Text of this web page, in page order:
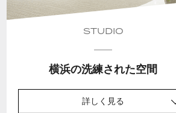
STUDIO
横浜の洗練された空間
詳しく見る